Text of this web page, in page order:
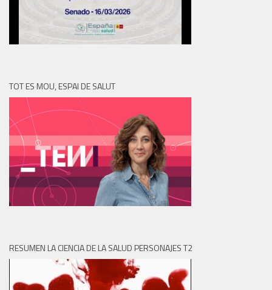
TOT ES MOU, ESPAI DE SALUT
RESUMEN LA CIENCIA DE LA SALUD PERSONAJES T2